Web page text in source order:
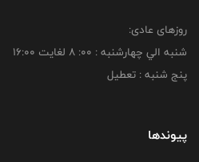
روزهای عادی:
شنبه الي چهارشنبه : 00: 8 لغايت 16:00
پنج شنبه : تعطیل
پیوندها